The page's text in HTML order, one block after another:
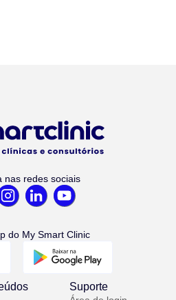
nas redes sociais
do My Smart Clinic
Suporte